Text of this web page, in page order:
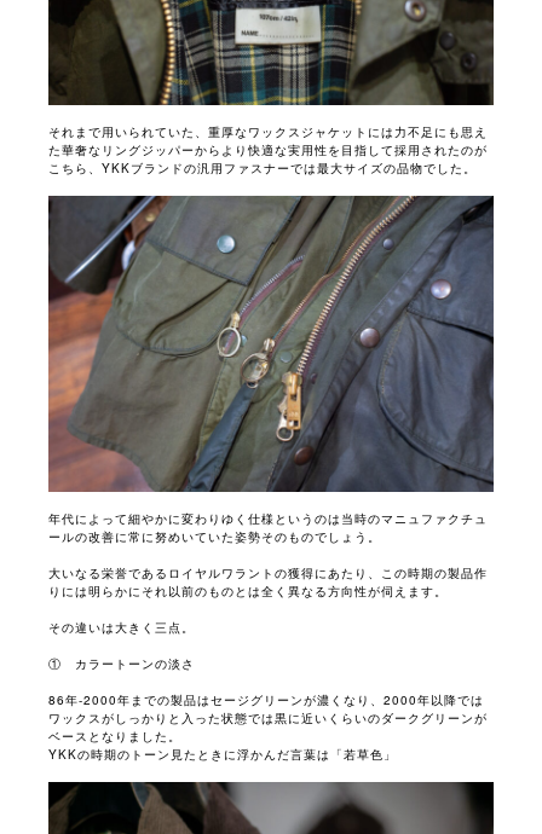
それまで用いられていた、重厚なワックスジャケットには力不足にも思え
た華奢なリングジッパーからより快適な実用性を目指して採用されたのが
こちら、YKKブランドの汎用ファスナーでは最大サイズの品物でした。
年代によって細やかに変わりゆく仕様というのは当時のマニュファクチュ
ールの改善に常に努めいていた姿勢そのものでしょう。
大いなる栄誉であるロイヤルワラントの獲得にあたり、この時期の製品作
りには明らかにそれ以前のものとは全く異なる方向性が伺えます。
その違いは大きく三点。
① カラートーンの淡さ
86年-2000年までの製品はセージグリーンが濃くなり、2000年以降では
ワックスがしっかりと入った状態では黒に近いくらいのダークグリーンが
ベースとなりました。
YKKの時期のトーン見たときに浮かんだ言葉は「若草色」